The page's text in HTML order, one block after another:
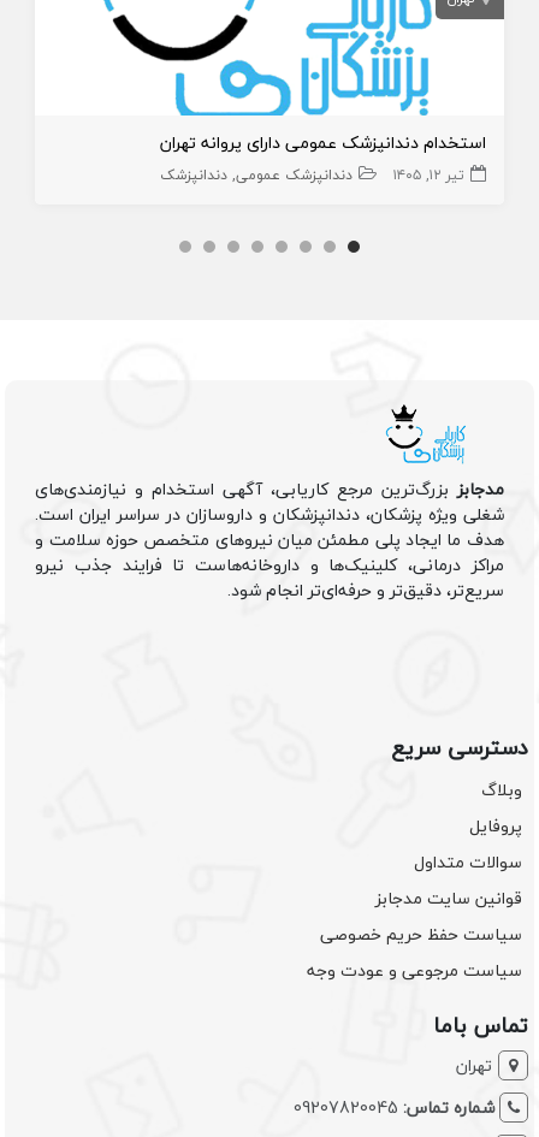
استخدام دندانپزشک عمومی دارای پروانه تهران
تیر ۱۲, ۱۴۰۵ دندانپزشک عمومی دندانپزشک
مدجابزبزرگ‌ترین مرجع کاریابی، آگهی استخدام و نیازمندی‌های
شغلی ویژه پزشکان، دندانپزشکان و داروسازان در سراسر ایران است.
هدف ما ایجاد پلی مطمئن میان نیروهای متخصص حوزه سلامت و
مراکز درمانی، کلینیک‌ها و داروخانه‌هاست تا فرایند جذب نیرو
سریع‌تر، دقیق‌تر و حرفه‌ای‌تر انجام شود.
دسترسی سریع
وبلاگ
پروفایل
سوالات متداول
قوانین سایت مدجابز
سیاست حفظ حریم خصوصی
سیاست مرجوعی و عودت وجه
تماس باما
تهران
شماره تماس: 09207820045